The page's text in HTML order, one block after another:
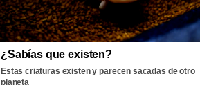
¿Sabías que existen?
Estas criaturas existen y parecen sacadas de otro
planeta